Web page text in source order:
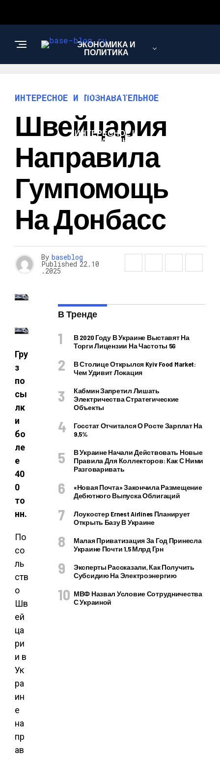
ЭКОНОМИКА И
ПОЛИТИКА
НОВОСТИ
ИНТЕРЕСНОЕ И
ПОЗНАВАТЕЛЬНОЕ
ИНТЕРЕСНОЕ И ПОЗНАВАТЕЛЬНОЕ
Швейцария
Направила
Гумпомощь
На Донбасс
By baseblog
Published 22.10
.2025
Гру
з
по
сы
лк
и
бо
ле
е
40
0
то
нн.
По
со
ль
ств
о
Шв
ей
ца
ри
и в
Ук
ра
ин
е
на
пр
ав
В Тренде
В 2020 Году В Украине Выставят На
Торги Лицензии На Частоты 5G
В Столице Открылся Kyiv Food Market:
Чем Удивит Локация
Кабмин Запретил Лишать
Электричества Стратегические
Объекты
Госстат Отчитался О Росте Зарплат На
9,5%
В Украине Начали Действовать Новые
Правила Для Коллекторов: Как С Ними
Разговаривать
«Новая Почта» Закончила Размещение
Дебютного Выпуска Облигаций
Лоукостер Ernest Airlines Планирует
Открыть Базу В Украине
Малая Приватизация За Год Принесла
Украине Почти 1,5 Млрд Грн
Эксперты Рассказали, Как Получить
Субсидию На Электроэнергию
МВФ Назвал Условие Сотрудничества
С Украиной